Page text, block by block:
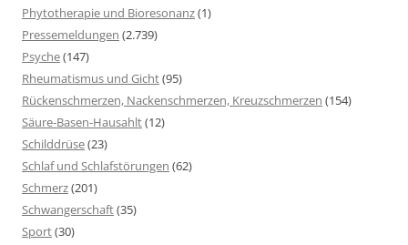
Phytotherapie und Bioresonanz(1)
Pressemeldungen (2.739)
Psyche(147)
Rheumatismus und Gicht(95)
Rückenschmerzen, Nackenschmerzen, Kreuzschmerzen (154)
Säure-Basen-Hausahlt(12)
Schilddrüse(23)
Schlaf und Schlafstörungen (62)
Schmerz(201)
Schwangerschaft(35)
Sport(30)